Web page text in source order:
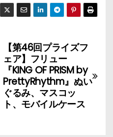
【第46回プライズフ
ェア】フリュー
『KING OF PRISM by
PrettyRhythm』ぬい
ぐるみ、マスコッ
ト、モバイルケース